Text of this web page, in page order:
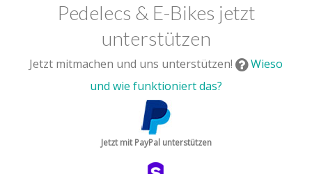
Pedelecs & E-Bikes jetzt
unterstützen
Jetzt mitmachen und uns unterstützen!
Wieso
und wie funktioniert das?
Jetzt mit PayPal unterstützen